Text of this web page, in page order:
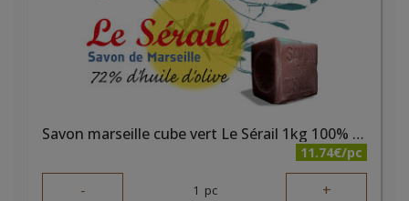
Savon marseille cube vert Le Sérail 1kg 100% huile d'olive
11.74€/pc
- 1 pc +